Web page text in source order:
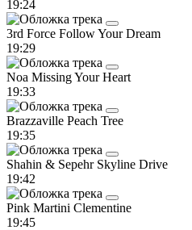
19:24
3rd Force Follow Your Dream
19:29
Noa Missing Your Heart
19:33
Brazzaville Peach Tree
19:35
Shahin & Sepehr Skyline Drive
19:42
Pink Martini Clementine
19:45